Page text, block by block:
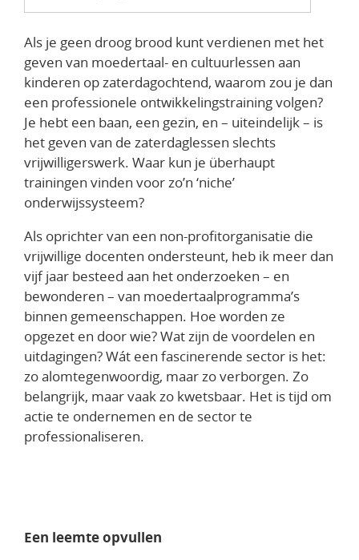
Als je geen droog brood kunt verdienen met het
geven van moedertaal- en cultuurlessen aan
kinderen op zaterdagochtend, waarom zou je dan
een professionele ontwikkelingstraining volgen?
Je hebt een baan, een gezin, en – uiteindelijk – is
het geven van de zaterdaglessen slechts
vrijwilligerswerk. Waar kun je überhaupt
trainingen vinden voor zo’n ‘niche’
onderwijssysteem?
Als oprichter van een non-profitorganisatie die
vrijwillige docenten ondersteunt, heb ik meer dan
vijf jaar besteed aan het onderzoeken – en
bewonderen – van moedertaalprogramma’s
binnen gemeenschappen. Hoe worden ze
opgezet en door wie? Wat zijn de voordelen en
uitdagingen? Wát een fascinerende sector is het:
zo alomtegenwoordig, maar zo verborgen. Zo
belangrijk, maar vaak zo kwetsbaar. Het is tijd om
actie te ondernemen en de sector te
professionaliseren.
Een leemte opvullen